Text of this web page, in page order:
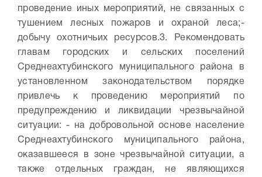
проведение иных мероприятий, не связанных с
тушением лесных пожаров и охраной леса;-
добычу охотничьих ресурсов.3. Рекомендовать
главам городских и сельских поселений
Среднеахтубинского муниципального района в
установленном законодательством порядке
привлечь к проведению мероприятий по
предупреждению и ликвидации чрезвычайной
ситуации:- на добровольной основе население
Среднеахтубинского муниципального района,
оказавшееся в зоне чрезвычайной ситуации, а
также отдельных граждан, не являющихся